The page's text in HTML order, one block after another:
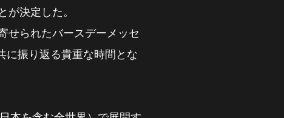
決定した。
せられたバースデーメッセ
に振り返る貴重な時間とな